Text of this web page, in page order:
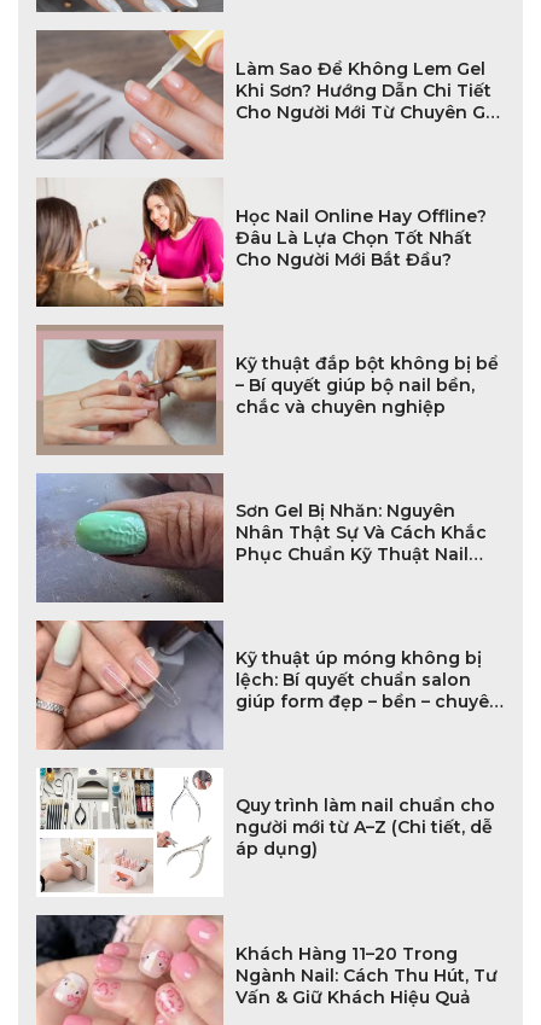
Làm Sao Để Không Lem Gel
Khi Sơn? Hướng Dẫn Chi Tiết
Cho Người Mới Từ Chuyên Gia
Học Nail Online Hay Offline?
Đâu Là Lựa Chọn Tốt Nhất
Cho Người Mới Bắt Đầu?
Kỹ thuật đắp bột không bị bể
– Bí quyết giúp bộ nail bền,
chắc và chuyên nghiệp
Sơn Gel Bị Nhăn: Nguyên
Nhân Thật Sự Và Cách Khắc
Phục Chuẩn Kỹ Thuật Nail
Kỹ thuật úp móng không bị
lệch: Bí quyết chuẩn salon
giúp form đẹp – bền – chuyên
Quy trình làm nail chuẩn cho
người mới từ A–Z (Chi tiết, dễ
áp dụng)
Khách Hàng 11–20 Trong
Ngành Nail: Cách Thu Hút, Tư
Vấn & Giữ Khách Hiệu Quả